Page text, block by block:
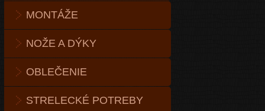
MONTÁŽE
NOŽE A DÝKY
OBLEČENIE
STRELECKÉ POTREBY